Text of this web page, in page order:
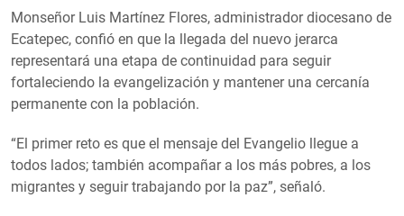
Monseñor Luis Martínez Flores, administrador diocesano de
Ecatepec, confió en que la llegada del nuevo jerarca
representará una etapa de continuidad para seguir
fortaleciendo la evangelización y mantener una cercanía
permanente con la población.
“El primer reto es que el mensaje del Evangelio llegue a
todos lados; también acompañar a los más pobres, a los
migrantes y seguir trabajando por la paz”, señaló.